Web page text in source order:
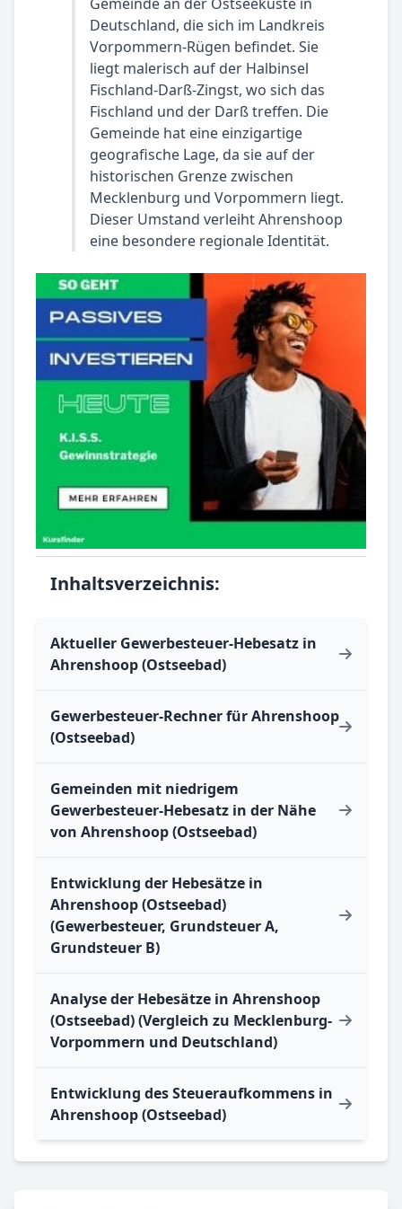
Deutschland, die sich im Landkreis
Vorpommern-Rügen befindet. Sie
liegt malerisch auf der Halbinsel
Fischland-Darß-Zingst, wo sich das
Fischland und der Darß treffen. Die
Gemeinde hat eine einzigartige
geografische Lage, da sie auf der
historischen Grenze zwischen
Mecklenburg und Vorpommern liegt.
Dieser Umstand verleiht Ahrenshoop
eine besondere regionale Identität.
Inhaltsverzeichnis:
Aktueller Gewerbesteuer-Hebesatz in
Ahrenshoop (Ostseebad)
Gewerbesteuer-Rechner für Ahrenshoop
(Ostseebad)
Gemeinden mit niedrigem
Gewerbesteuer-Hebesatz in der Nähe
von Ahrenshoop (Ostseebad)
Entwicklung der Hebesätze in
Ahrenshoop (Ostseebad)
(Gewerbesteuer, Grundsteuer A,
Grundsteuer B)
Analyse der Hebesätze in Ahrenshoop
(Ostseebad) (Vergleich zu Mecklenburg-
Vorpommern und Deutschland)
Entwicklung des Steueraufkommens in
Ahrenshoop (Ostseebad)